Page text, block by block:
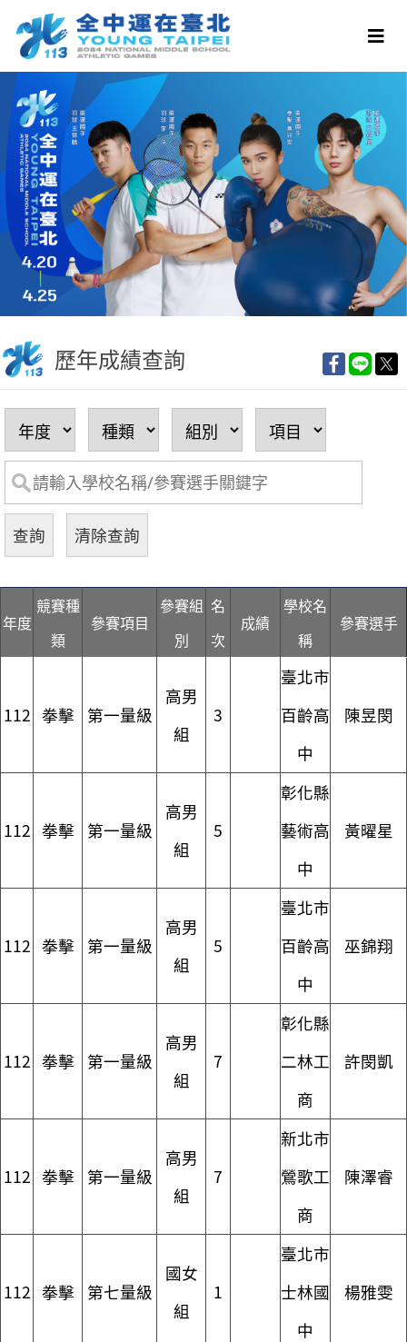
歷年成績查詢
年度
競賽種
類
參賽項目
參賽組
別
名
次
成績
學校名
稱
參賽選手
112 拳擊 第一量級
高男
組
3
臺北市
百齡高
中
陳昱閔
112 拳擊 第一量級
高男
組
5
彰化縣
藝術高
中
黃曜星
112 拳擊 第一量級
高男
組
5
臺北市
百齡高
中
巫錦翔
112 拳擊 第一量級
高男
組
7
彰化縣
二林工
商
許閔凱
112 拳擊 第一量級
高男
組
7
新北市
鶯歌工
商
陳澤睿
112 拳擊 第七量級
國女
組
1
臺北市
士林國
中
楊雅雯